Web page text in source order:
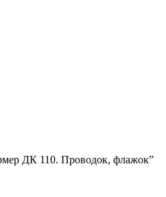
ДК 110. Проводок, флажок”